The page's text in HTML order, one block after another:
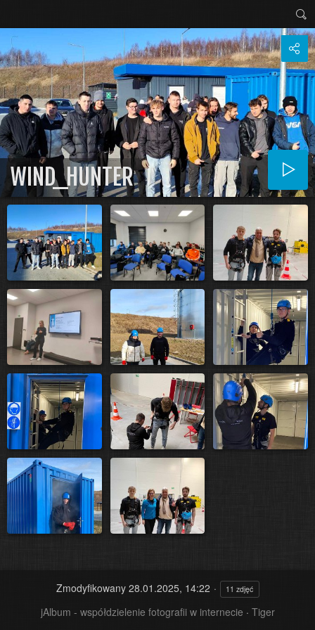
WIND_HUNTER
Zmodyfikowany28.01.2025, 14:22 11 zdjęć
jAlbum - współdzielenie fotografii w internecie · Tiger